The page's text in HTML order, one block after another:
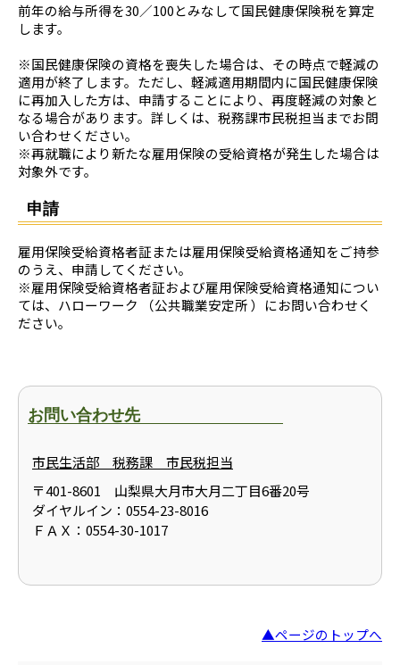
前年の給与所得を30／100とみなして国民健康保険税を算定
します。
※国民健康保険の資格を喪失した場合は、その時点で軽減の
適用が終了します。ただし、軽減適用期間内に国民健康保険
に再加入した方は、申請することにより、再度軽減の対象と
なる場合があります。詳しくは、税務課市民税担当までお問
い合わせください。
※再就職により新たな雇用保険の受給資格が発生した場合は
対象外です。
申請
雇用保険受給資格者証または雇用保険受給資格通知をご持参
のうえ、申請してください。
※雇用保険受給資格者証および雇用保険受給資格通知につい
ては、ハローワーク （公共職業安定所 ）にお問い合わせく
ださい。
お問い合わせ先
市民生活部 税務課 市民税担当
〒401-8601 山梨県大月市大月二丁目6番20号
ダイヤルイン：0554-23-8016
ＦＡＸ：0554-30-1017
▲ページのトップへ